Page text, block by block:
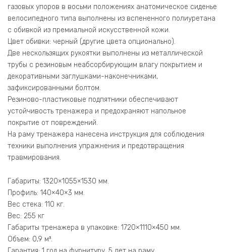
газовых упоров в восьми положениях анатомическое сиденье
велосипедного типа выполнены из вспененного полиуретана
с обивкой из премиальной искусственной кожи.
Цвет обивки: черный (другие цвета опционально).
Две нескользящих рукоятки выполнены из металлической
трубы с резиновым неабсорбирующим влагу покрытием и
декоративными заглушками-наконечниками,
зафиксированными болтом.
Резиново-пластиковые подпятники обеспечивают
устойчивость тренажера и предохраняют напольное
покрытие от повреждений.
На раму тренажера нанесена инструкция для соблюдения
техники выполнения упражнения и предотвращения
травмирования.
Габариты: 1320×1055×1530 мм.
Профиль: 140×40×3 мм.
Вес стека: 110 кг.
Вес: 255 кг
Габариты тренажера в упаковке: 1720×1110×450 мм.
Объем: 0,9 м³.